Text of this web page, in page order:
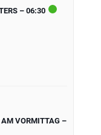
– 06:30
AM VORMITTAG –